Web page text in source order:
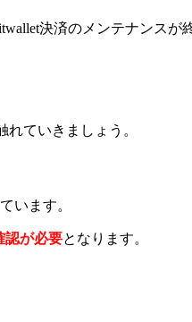
決済のメンテナンス
ていきましょう。
います。
認が必要となります。